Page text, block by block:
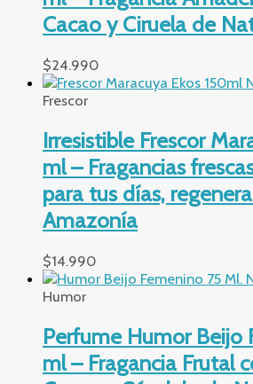
Cacao y Ciruela de
$24.990
Frescor
Irresistible Frescor
ml – Fragancias
para tus días,
Amazonía
$14.990
Humor
Perfume Humor Beijo
ml – Fragancia Frutal